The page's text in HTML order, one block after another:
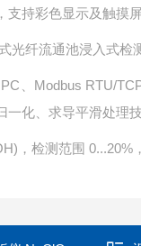
支持彩色显示及触摸
光纤流通池浸入式检
、Modbus RTU/
化、求导平滑处理技
，检测范围